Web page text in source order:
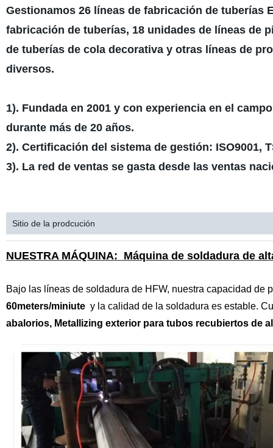
Gestionamos 26 líneas de fabricación de tuberías
fabricación de tuberías, 18 unidades de líneas de
de tuberías de cola decorativa y otras líneas de
diversos.
1). Fundada en 2001 y con experiencia en el
durante más de 20 años.
2). Certificación del sistema de gestión: ISO9001,
3). La red de ventas se gasta desde las ventas
Sitio de la prodcución
NUESTRA MÁQUINA: Máquina de soldadura de
Bajo las líneas de soldadura de HFW, nuestra capacidad de
60meters/miniute y la calidad de la soldadura es estable.
abalorios, Metallizing exterior para tubos recubiertos de